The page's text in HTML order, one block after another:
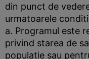
din punct de
urmatoarele
a. Programul este
privind starea de
populatie sau